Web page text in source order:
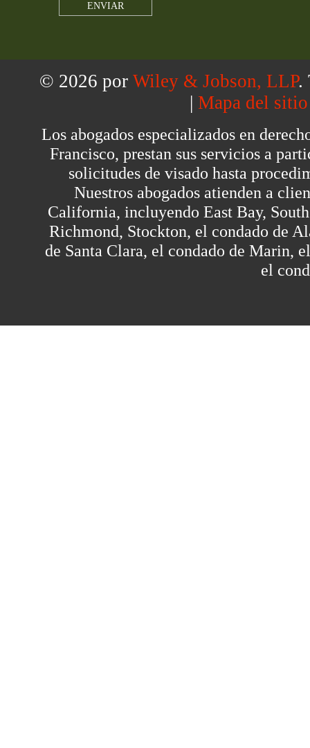
© 2026 porWiley & Jobson, LLP.
| Mapa del sitio
Los abogados especializados en
Francisco, prestan sus servicios a
solicitudes de visado hasta
Nuestros abogados atienden a
California, incluyendo East Bay,
Richmond, Stockton, el condado de
de Santa Clara, el condado de Marin,
el